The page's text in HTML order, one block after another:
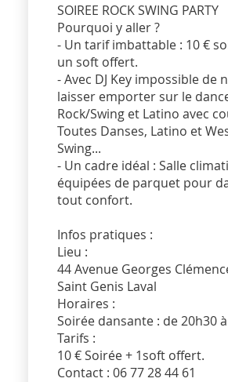
SOIREE ROCK SWING PARTY
Pourquoi y aller ?
- Un tarif imbattable : 10 €
un soft offert.
- Avec DJ Key impossible de
laisser emporter sur le
Rock/Swing et Latino avec
Toutes Danses, Latino et
Swing...
- Un cadre idéal : Salle
équipées de parquet pour
tout confort.
Infos pratiques :
Lieu :
44 Avenue Georges
Saint Genis Laval
Horaires :
Soirée dansante : de 20h30
Tarifs :
10 € Soirée + 1soft offert.
Contact : 06 77 28 44 61